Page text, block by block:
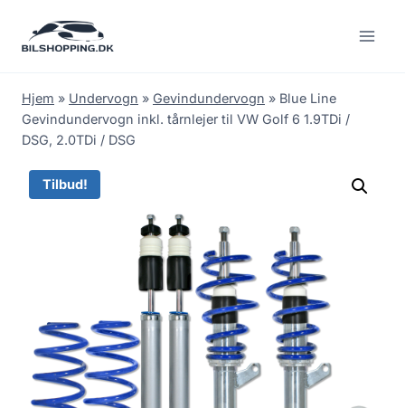
Hjem » Undervogn » Gevindundervogn » Blue Line
Gevindundervogn inkl. tårnlejer til VW Golf 6 1.9TDi /
DSG, 2.0TDi / DSG
Tilbud!